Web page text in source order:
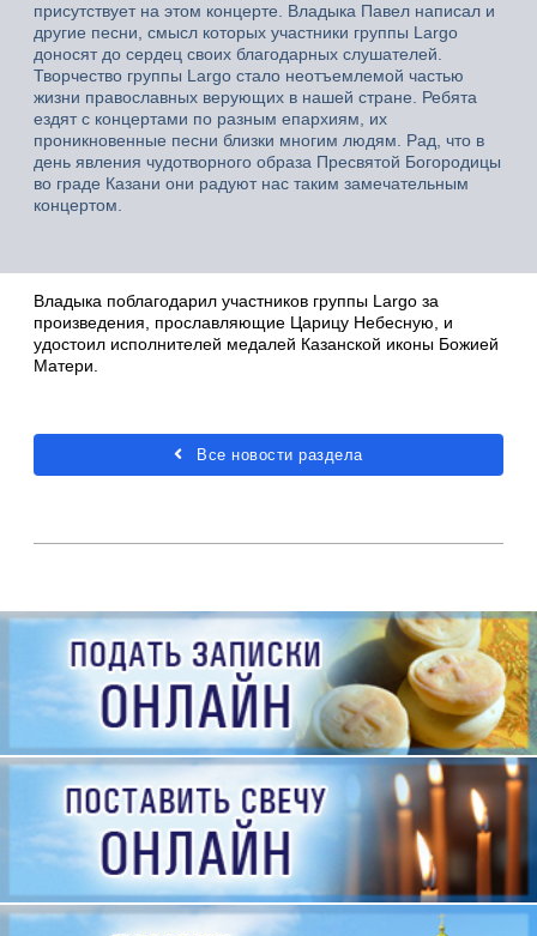
присутствует на этом концерте. Владыка Павел написал и
другие песни, смысл которых участники группы Largo
доносят до сердец своих благодарных слушателей.
Творчество группы Largo стало неотъемлемой частью
жизни православных верующих в нашей стране. Ребята
ездят с концертами по разным епархиям, их
проникновенные песни близки многим людям. Рад, что в
день явления чудотворного образа Пресвятой Богородицы
во граде Казани они радуют нас таким замечательным
концертом.
Владыка поблагодарил участников группы Largo за
произведения, прославляющие Царицу Небесную, и
удостоил исполнителей медалей Казанской иконы Божией
Матери.
Все новости раздела